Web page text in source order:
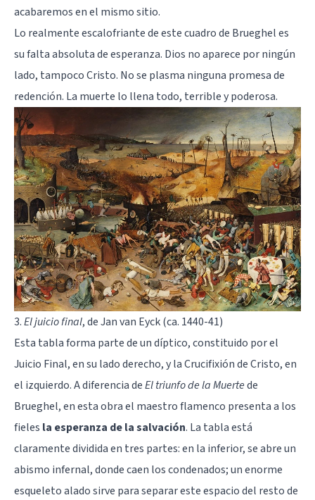
acabaremos en el mismo sitio.
Lo realmente escalofriante de este cuadro de Brueghel es
su falta absoluta de esperanza. Dios no aparece por ningún
lado, tampoco Cristo. No se plasma ninguna promesa de
redención. La muerte lo llena todo, terrible y poderosa.
3.El juicio final, de Jan van Eyck (ca. 1440-41)
Esta tabla forma parte de un díptico, constituido por el
Juicio Final, en su lado derecho, y la Crucifixión de Cristo, en
el izquierdo. A diferencia deEl triunfo de la Muertede
Brueghel, en esta obra el maestro flamenco presenta a los
fieles la esperanza de la salvación. La tabla está
claramente dividida en tres partes: en la inferior, se abre un
abismo infernal, donde caen los condenados; un enorme
esqueleto alado sirve para separar este espacio del resto de